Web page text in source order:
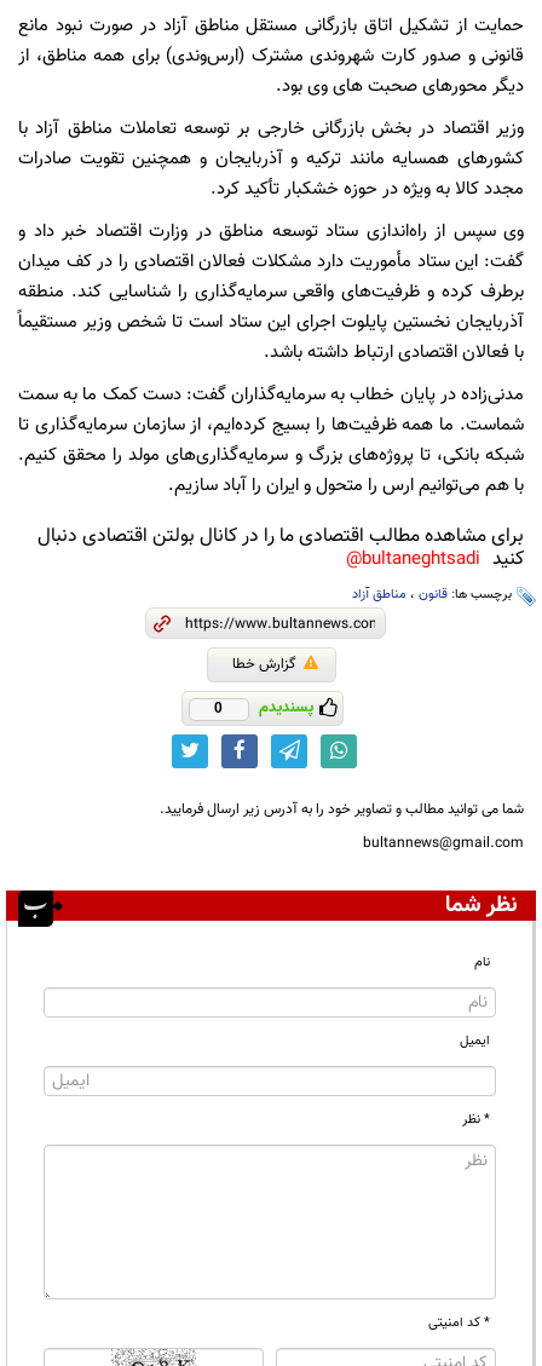
حمایت از تشکیل اتاق بازرگانی مستقل مناطق آزاد در صورت نبود مانع
قانونی و صدور کارت شهروندی مشترک (ارس‌وندی) برای همه مناطق، از
دیگر محورهای صحبت های وی بود.
وزیر اقتصاد در بخش بازرگانی خارجی بر توسعه تعاملات مناطق آزاد با
کشورهای همسایه مانند ترکیه و آذربایجان و همچنین تقویت صادرات
مجدد کالا به ویژه در حوزه خشکبار تأکید کرد.
وی سپس از راه‌اندازی ستاد توسعه مناطق در وزارت اقتصاد خبر داد و
گفت: این ستاد مأموریت دارد مشکلات فعالان اقتصادی را در کف میدان
برطرف کرده و ظرفیت‌های واقعی سرمایه‌گذاری را شناسایی کند. منطقه
آذربایجان نخستین پایلوت اجرای این ستاد است تا شخص وزیر مستقیماً
با فعالان اقتصادی ارتباط داشته باشد.
مدنی‌زاده در پایان خطاب به سرمایه‌گذاران گفت: دست کمک ما به سمت
شماست. ما همه ظرفیت‌ها را بسیج کرده‌ایم، از سازمان سرمایه‌گذاری تا
شبکه بانکی، تا پروژه‌های بزرگ و سرمایه‌گذاری‌های مولد را محقق کنیم.
با هم می‌توانیم ارس را متحول و ایران را آباد سازیم.
برای مشاهده مطالب اقتصادی ما را در کانال بولتن اقتصادی دنبال
کنید bultaneghtsadi@
برچسب ها: قانون ، مناطق آزاد
گزارش خطا
پسندیدم 0
شما می توانید مطالب و تصاویر خود را به آدرس زیر ارسال فرمایید.
bultannews@gmail.com
نظر شما
نام
ایمیل
* نظر
* کد امنیتی